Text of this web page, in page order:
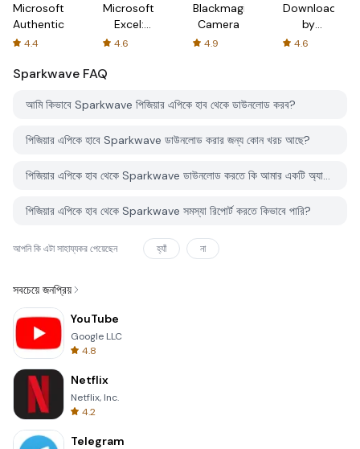
Microsoft
Authenticator
4.4
Microsoft
Excel:
Spreadsheets
4.6
Blackmagic
Camera
4.9
Downloader
by
AFTVnews
4.6
Sparkwave FAQ
আমি কিভাবে Sparkwave পিজিয়ার এপিকে হাব থেকে ডাউনলোড করব?
পিজিয়ার এপিকে হাবে Sparkwave ডাউনলোড করার জন্য কোন খরচ আছে?
পিজিয়ার এপিকে হাব থেকে Sparkwave ডাউনলোড করতে কি আমার একটি অ্যাকাউন্ট দরকার?
পিজিয়ার এপিকে হাব থেকে Sparkwave সমস্যা রিপোর্ট করতে কিভাবে পারি?
আপনি কি এটা সাহায্যকর পেয়েছেন হ্যাঁ না
সবচেয়ে জনপ্রিয়
YouTube
Google LLC
4.8
Netflix
Netflix, Inc.
4.2
Telegram